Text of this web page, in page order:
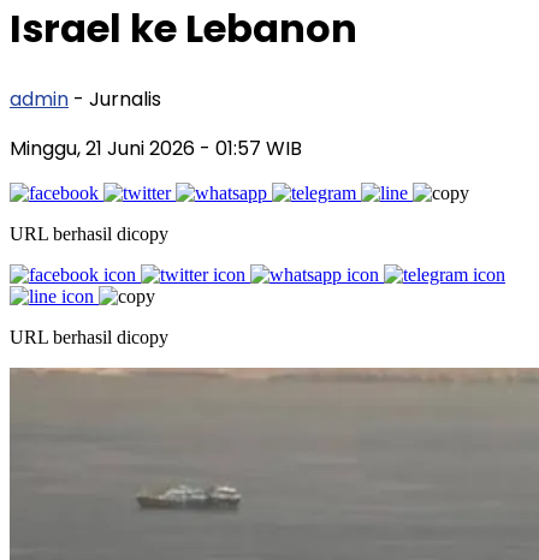
Israel ke Lebanon
admin - Jurnalis
Minggu, 21 Juni 2026 - 01:57 WIB
URL berhasil dicopy
URL berhasil dicopy